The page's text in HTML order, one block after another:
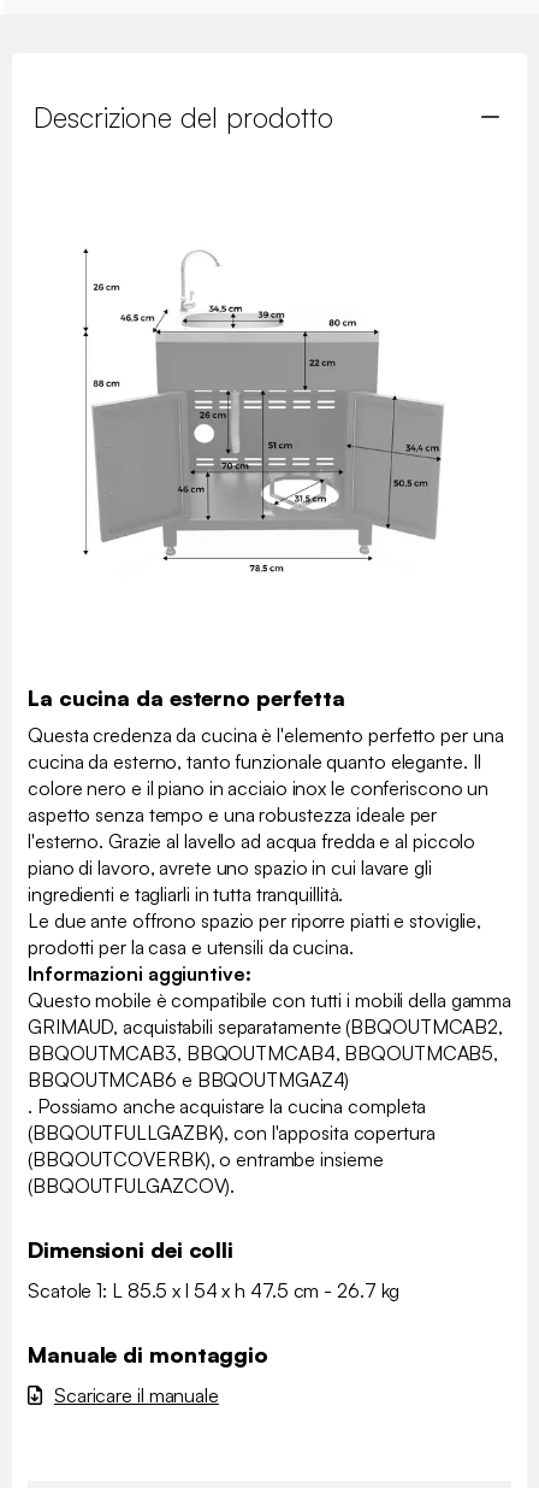
Descrizione del prodotto
La cucina da esterno perfetta
Questa credenza da cucina è l'elemento perfetto per una
cucina da esterno, tanto funzionale quanto elegante. Il
colore nero e il piano in acciaio inox le conferiscono un
aspetto senza tempo e una robustezza ideale per
l'esterno. Grazie al lavello ad acqua fredda e al piccolo
piano di lavoro, avrete uno spazio in cui lavare gli
ingredienti e tagliarli in tutta tranquillità.
Le due ante offrono spazio per riporre piatti e stoviglie,
prodotti per la casa e utensili da cucina.
Informazioni aggiuntive:
Questo mobile è compatibile con tutti i mobili della gamma
GRIMAUD, acquistabili separatamente (BBQOUTMCAB2,
BBQOUTMCAB3, BBQOUTMCAB4, BBQOUTMCAB5,
BBQOUTMCAB6 e BBQOUTMGAZ4)
. Possiamo anche acquistare la cucina completa
(BBQOUTFULLGAZBK), con l'apposita copertura
(BBQOUTCOVERBK), o entrambe insieme
(BBQOUTFULGAZCOV).
Dimensioni dei colli
Scatole 1: L 85.5 x l 54 x h 47.5 cm - 26.7 kg
Manuale di montaggio
Scaricare il manuale